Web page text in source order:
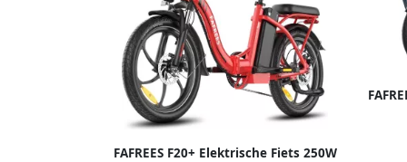
FAFREES F20+ Elektrische Fiets 250W